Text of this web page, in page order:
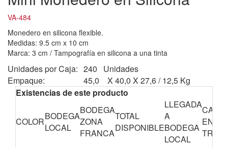
VA-484
Monedero en silicona flexible.
Medidas: 9.5 cm x 10 cm
Marca: 3 cm / Tampografía en silicona a una tinta
Unidades por Caja: 240 Unidades
Empaque:
45,0 X 40,0 X 27,6 / 12,5 Kg
Existencias de este producto
COLORBODEGA
LOCAL
BODEGA
ZONA
FRANCA
TOTAL
DISPONIBLE
LLEGADA
A
BODEGA
LOCAL
EN